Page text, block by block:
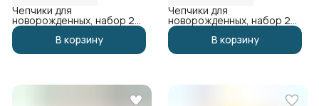
Чепчики для
новорожденных, набор 2
шт
В корзину
Чепчики для
новорожденных, набор 2
шт
В корзину